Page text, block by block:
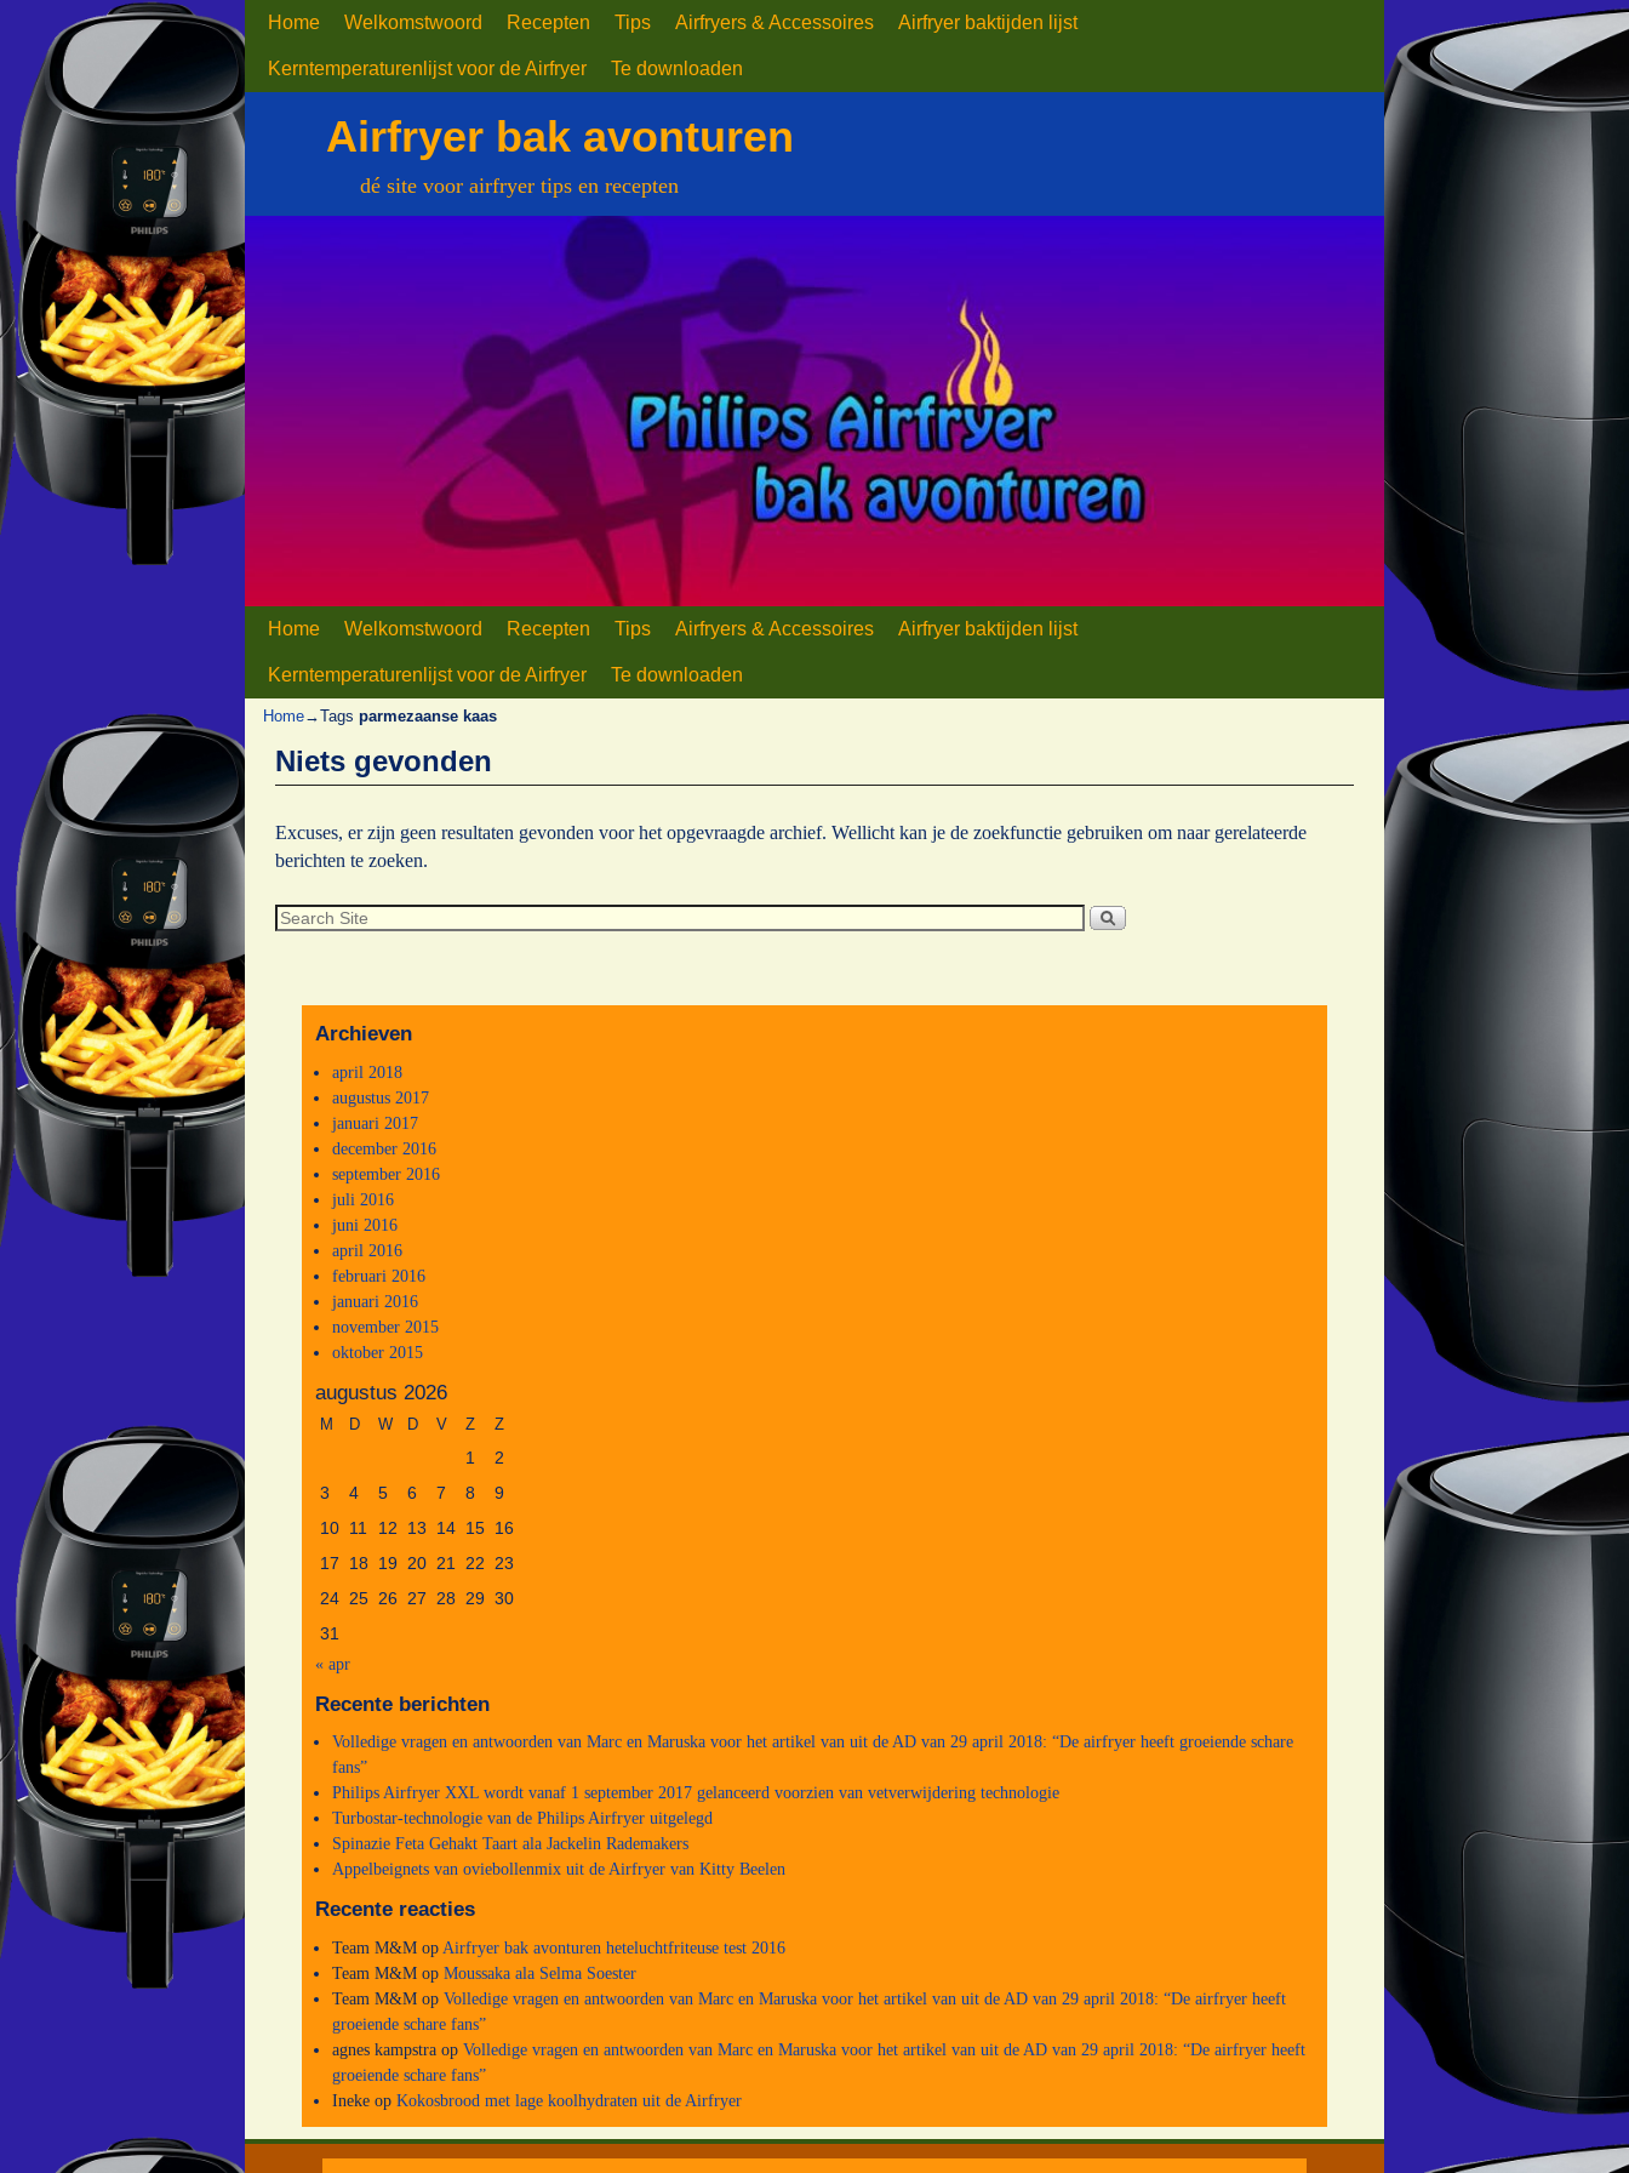
Home Welkomstwoord Recepten Tips Airfryers & Accessoires Airfryer baktijden lijst
Kerntemperaturenlijst voor de Airfryer Te downloaden
Airfryer bak avonturen
dé site voor airfryer tips en recepten
Spring naar de primaire inhoud
Spring naar de secundaire inhoud
Home Welkomstwoord Recepten Tips Airfryers & Accessoires Airfryer baktijden lijst
Kerntemperaturenlijst voor de Airfryer Te downloaden
Home→Tags parmezaanse kaas
Niets gevonden
Excuses, er zijn geen resultaten gevonden voor het opgevraagde archief. Wellicht kan je de zoekfunctie gebruiken om naar gerelateerde
berichten te zoeken.
Archieven
april 2018
augustus 2017
januari 2017
december 2016
september 2016
juli 2016
juni 2016
april 2016
februari 2016
januari 2016
november 2015
oktober 2015
augustus 2026
M D W D V Z Z
1
2
3
4 5 6 7 8
9
10 11 12 13 14 15 16
17
18 19 20 21 22
23
24 25 26 27 28 29 30
31
« apr
Recente berichten
Volledige vragen en antwoorden van Marc en Maruska voor het artikel van uit de AD van 29 april 2018: “De airfryer heeft groeiende schare
fans”
Philips Airfryer XXL wordt vanaf 1 september 2017 gelanceerd voorzien van vetverwijdering technologie
Turbostar-technologie van de Philips Airfryer uitgelegd
Spinazie Feta Gehakt Taart ala Jackelin Rademakers
Appelbeignets van oviebollenmix uit de Airfryer van Kitty Beelen
Recente reacties
Team M&M op Airfryer bak avonturen heteluchtfriteuse test 2016
Team M&M opMoussaka ala Selma Soester
Team M&M opVolledige vragen en antwoorden van Marc en Maruska voor het artikel van uit de AD van 29 april 2018: “De airfryer heeft
groeiende schare fans”
agnes kampstra opVolledige vragen en antwoorden van Marc en Maruska voor het artikel van uit de AD van 29 april 2018: “De airfryer heeft
groeiende schare fans”
Ineke opKokosbrood met lage koolhydraten uit de Airfryer